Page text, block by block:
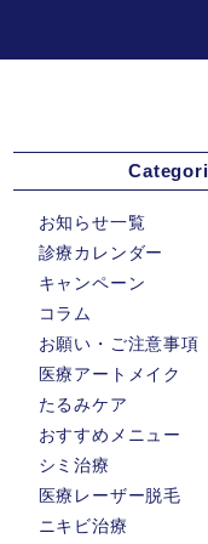
お知らせ一覧
診療カレンダー
キャンペーン
コラム
お願い・ご注意事項
医療アートメイク
たるみケア
おすすめメニュー
シミ治療
医療レーザー脱毛
ニキビ治療